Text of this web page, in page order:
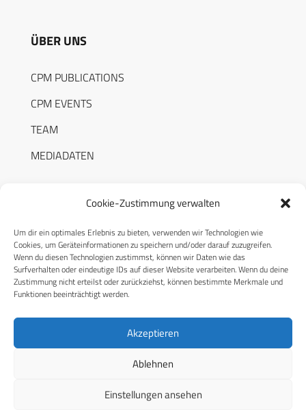
Cookie-Zustimmung verwalten
Um dir ein optimales Erlebnis zu bieten, verwenden wir Technologien wie
Cookies, um Geräteinformationen zu speichern und/oder darauf zuzugreifen.
Wenn du diesen Technologien zustimmst, können wir Daten wie das
Surfverhalten oder eindeutige IDs auf dieser Website verarbeiten. Wenn du deine
Zustimmung nicht erteilst oder zurückziehst, können bestimmte Merkmale und
Funktionen beeinträchtigt werden.
Akzeptieren
Ablehnen
Einstellungen ansehen
ÜBER UNS
CPM PUBLICATIONS
CPM EVENTS
TEAM
MEDIADATEN
RECHTLICHES
Datenschutzerklärung
Cookie-Richtlinie (EU)